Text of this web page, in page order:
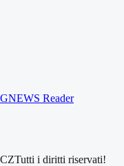
Reader
Tutti i diritti riservati!